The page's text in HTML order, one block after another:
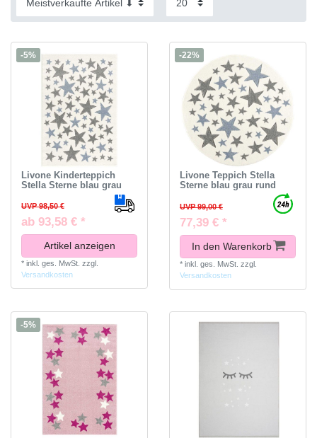
-5%
Livone Kinderteppich
Stella Sterne blau grau
UVP 98,50 €
ab 93,58 € *
Artikel anzeigen
* inkl. ges. MwSt. zzgl.
Versandkosten
-22%
Livone Teppich Stella
Sterne blau grau rund
UVP 99,00 €
77,39 € *
In den Warenkorb
* inkl. ges. MwSt. zzgl.
Versandkosten
-5%